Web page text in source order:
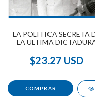
LA POLITICA SECRETA
LA ULTIMA
$23.27 USD